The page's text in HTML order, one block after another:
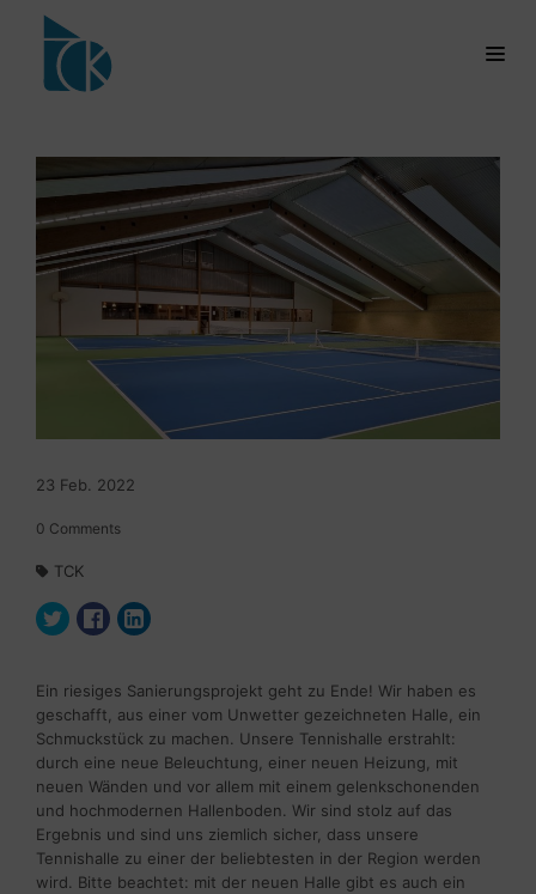
23 Feb. 2022
0 Comments
TCK
Ein riesiges Sanierungsprojekt geht zu Ende! Wir haben es
geschafft, aus einer vom Unwetter gezeichneten Halle, ein
Schmuckstück zu machen. Unsere Tennishalle erstrahlt:
durch eine neue Beleuchtung, einer neuen Heizung, mit
neuen Wänden und vor allem mit einem gelenkschonenden
und hochmodernen Hallenboden. Wir sind stolz auf das
Ergebnis und sind uns ziemlich sicher, dass unsere
Tennishalle zu einer der beliebtesten in der Region werden
wird. Bitte beachtet: mit der neuen Halle gibt es auch ein